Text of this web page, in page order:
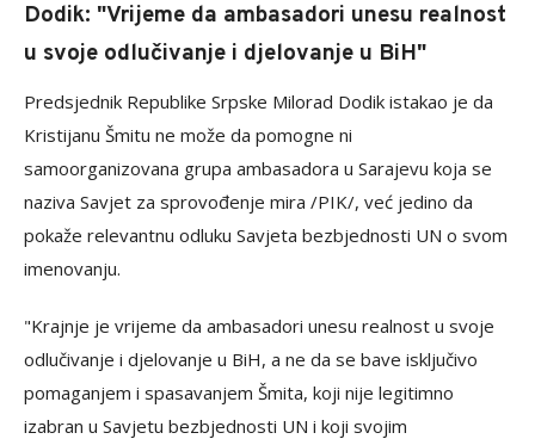
Dodik: "Vrijeme da ambasadori unesu realnost
u svoje odlučivanje i djelovanje u BiH"
Predsjednik Republike Srpske Milorad Dodik istakao je da
Kristijanu Šmitu ne može da pomogne ni
samoorganizovana grupa ambasadora u Sarajevu koja se
naziva Savjet za sprovođenje mira /PIK/, već jedino da
pokaže relevantnu odluku Savjeta bezbjednosti UN o svom
imenovanju.
"Krajnje je vrijeme da ambasadori unesu realnost u svoje
odlučivanje i djelovanje u BiH, a ne da se bave isključivo
pomaganjem i spasavanjem Šmita, koji nije legitimno
izabran u Savjetu bezbjednosti UN i koji svojim